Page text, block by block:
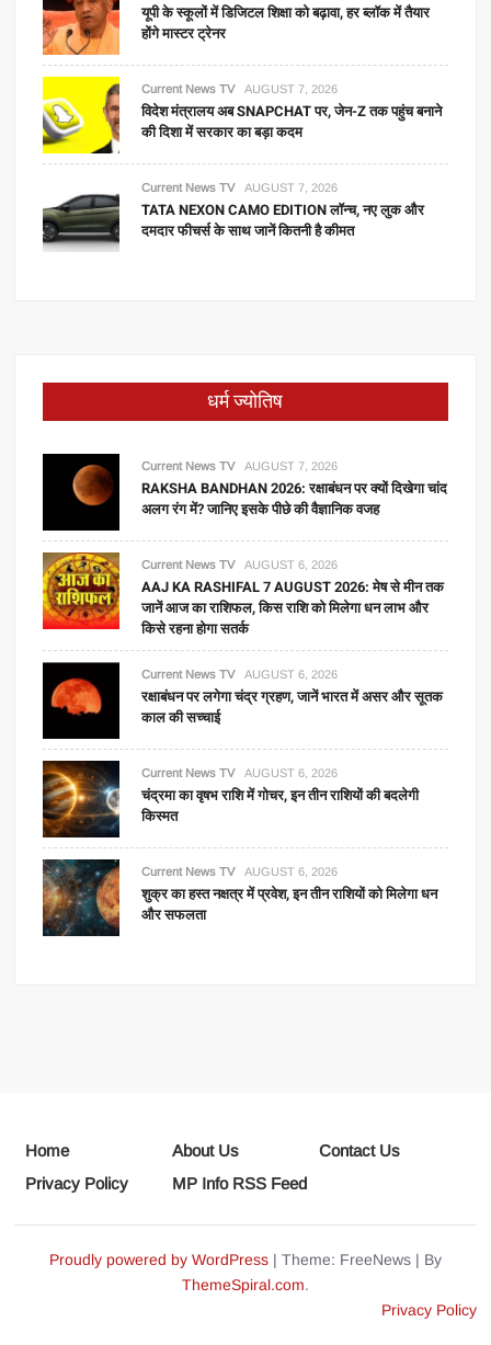
यूपी के स्कूलों में डिजिटल शिक्षा को बढ़ावा, हर ब्लॉक में तैयार
होंगे मास्टर ट्रेनर
Current News TV AUGUST 7, 2026
विदेश मंत्रालय अब SNAPCHAT पर, जेन-Z तक पहुंच बनाने
की दिशा में सरकार का बड़ा कदम
Current News TV AUGUST 7, 2026
TATA NEXON CAMO EDITION लॉन्च, नए लुक और
दमदार फीचर्स के साथ जानें कितनी है कीमत
धर्म ज्योतिष
Current News TV AUGUST 7, 2026
RAKSHA BANDHAN 2026: रक्षाबंधन पर क्यों दिखेगा चांद
अलग रंग में? जानिए इसके पीछे की वैज्ञानिक वजह
Current News TV AUGUST 6, 2026
AAJ KA RASHIFAL 7 AUGUST 2026: मेष से मीन तक
जानें आज का राशिफल, किस राशि को मिलेगा धन लाभ और
किसे रहना होगा सतर्क
Current News TV AUGUST 6, 2026
रक्षाबंधन पर लगेगा चंद्र ग्रहण, जानें भारत में असर और सूतक
काल की सच्चाई
Current News TV AUGUST 6, 2026
चंद्रमा का वृषभ राशि में गोचर, इन तीन राशियों की बदलेगी
किस्मत
Current News TV AUGUST 6, 2026
शुक्र का हस्त नक्षत्र में प्रवेश, इन तीन राशियों को मिलेगा धन
और सफलता
Home About Us
Contact Us
Privacy Policy
MP Info RSS Feed
Proudly powered by WordPress | Theme: FreeNews | By
ThemeSpiral.com.
Privacy Policy